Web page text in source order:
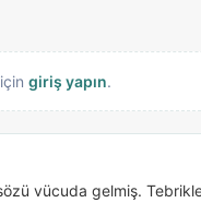
giriş yapın.
vücuda gelmiş.